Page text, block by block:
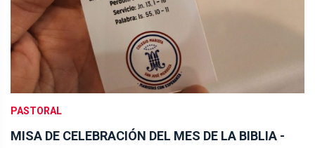
PASTORAL
MISA DE CELEBRACIÓN DEL MES DE LA BIBLIA -